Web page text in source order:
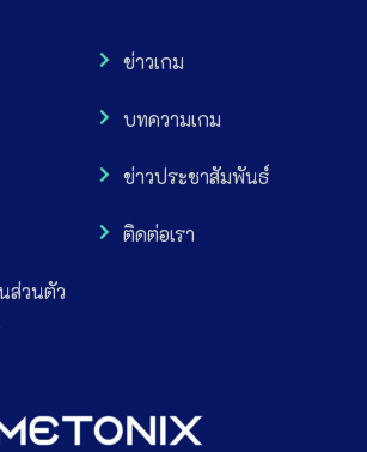
ข่าวเกม
บทความเกม
ข่าวประชาสัมพันธ์
ติดต่อเรา
ส่วนตัว